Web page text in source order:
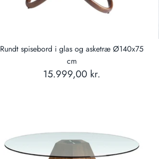
Rundt spisebord i glas og asketræ Ø140x75
cm
15.999,00 kr.